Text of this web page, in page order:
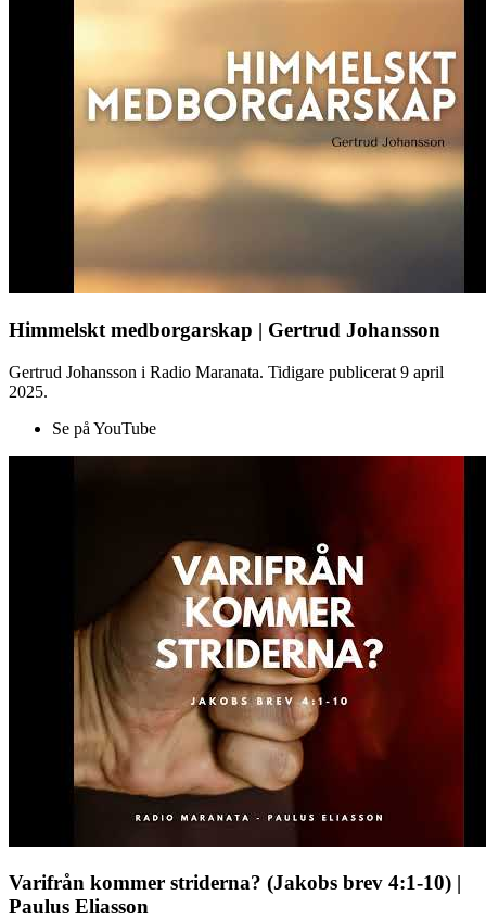
Himmelskt medborgarskap | Gertrud Johansson
Gertrud Johansson i Radio Maranata. Tidigare publicerat 9 april
2025.
Se på YouTube
Varifrån kommer striderna? (Jakobs brev 4:1-10) |
Paulus Eliasson